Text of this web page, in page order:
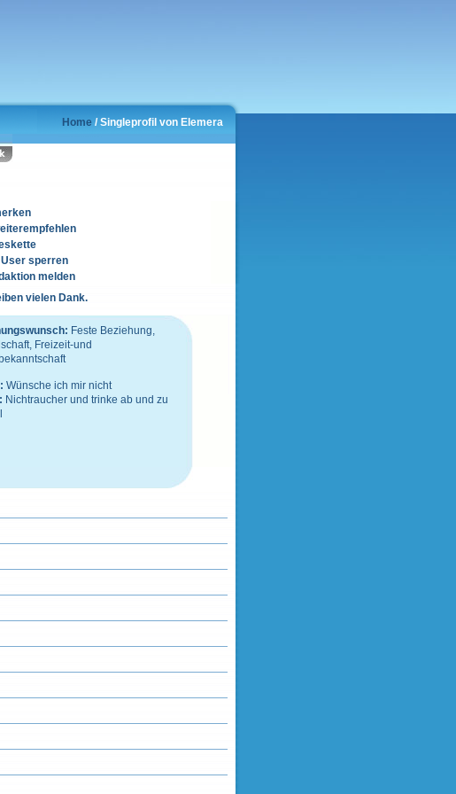
Home / Singleprofil von Elemera
User sperren
melden
vielen Dank.
Feste Beziehung,
Freizeit-und
Wünsche ich mir nicht
Nichtraucher und trinke ab und zu